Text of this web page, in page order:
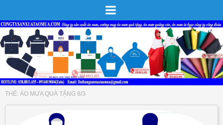
THẺ: ÁO MƯA QUÀ TẶNG 8/3